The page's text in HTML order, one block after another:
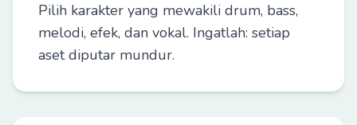
Pilih karakter yang mewakili drum, bass,
melodi, efek, dan vokal. Ingatlah: setiap
aset diputar mundur.